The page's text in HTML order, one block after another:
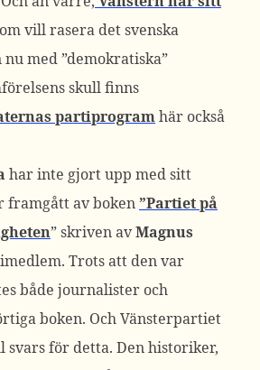
vill rasera det svenska
med ”demokratiska”
skull finns
partiprogramhär också
har inte gjort upp med sitt
framgått av boken”Partiet på
” skriven avMagnus
Trots att den var
både journalister och
boken. Och Vänsterpartiet
för detta. Den historiker,